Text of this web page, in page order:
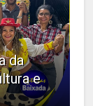
da
e